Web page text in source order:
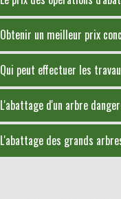
Obtenir un meilleur prix
Qui peut effectuer les
L'abattage d'un arbre
L'abattage des grands